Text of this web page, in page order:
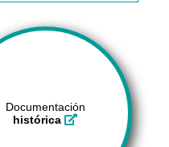
Documentación
histórica